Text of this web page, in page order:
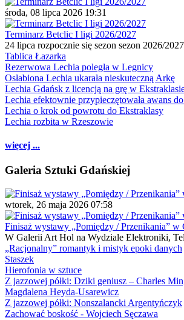
środa, 08 lipca 2026 19:31
Terminarz Betclic I ligi 2026/2027
24 lipca rozpocznie się sezon sezon 2026/
Tablica Łazarka
Rezerwowa Lechia poległa w Legnicy
Osłabiona Lechia ukarała nieskuteczną Arkę
Lechia Gdańsk z licencją na grę w
Lechia efektownie przypieczętowała awans
Lechia o krok od powrotu do Ekstraklasy
Lechia rozbita w Rzeszowie
więcej ...
Galeria Sztuki Gdańskiej
wtorek, 26 maja 2026 07:58
Finisaż wystawy „Pomiędzy / Przenikania”
W Galerii Art Hol na Wydziale Elektroniki,
„Racjonalny” romantyk i mistyk epoki danych
Staszek
Hierofonia w sztuce
Z jazzowej półki: Dziki geniusz – Charles
Magdalena Heyda-Usarewicz
Z jazzowej półki: Nonszalancki Argentyńczyk
Zachować boskość - Wojciech Sęczawa